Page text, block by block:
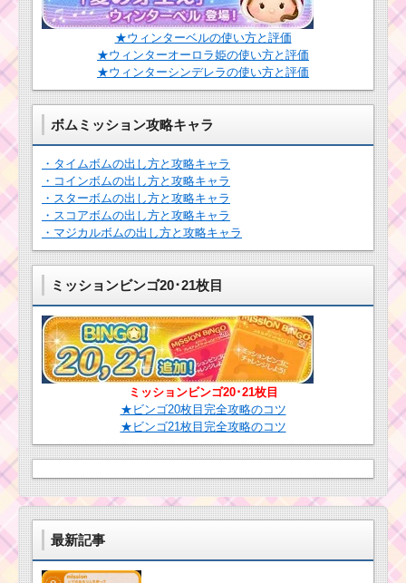
★ウィンターベルの使い方と評価
★ウィンターオーロラ姫の使い方と評価
★ウィンターシンデレラの使い方と評価
ボムミッション攻略キャラ
・タイムボムの出し方と攻略キャラ
・コインボムの出し方と攻略キャラ
・スターボムの出し方と攻略キャラ
・スコアボムの出し方と攻略キャラ
・マジカルボムの出し方と攻略キャラ
ミッションビンゴ20･21枚目
ミッションビンゴ20･21枚目
★ビンゴ20枚目完全攻略のコツ
★ビンゴ21枚目完全攻略のコツ
最新記事